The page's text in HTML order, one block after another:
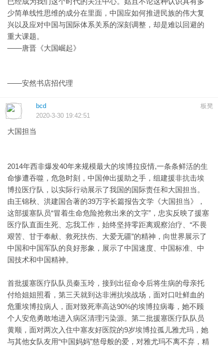
少简单线性思维的成分在里面，中国应如何推进民族的伟大复
兴以及应对中国与国际体系关系的深刻调整，却是难以回避的
重大课题。
——唐晋《大国崛起》
——安然书店招代理
板凳
bcd
2020-3-30 19:42:51
大国担当
2014年西非爆发40年来规模最大的埃博拉疫情,一条条鲜活的生
命惨遭吞噬，危急时刻，中国伸出援助之手，组建援非抗击埃
博拉医疗队，以实际行动展示了我国的国际责任和大国担当。
由王锦秋、洪建国合著的39万字长篇报告文学《大国担当》，
这部援塞队员“冒着生命危险抢救出来的文字”，忠实反映了援塞
医疗队直面生死、忘我工作，始终坚持零距离观察治疗、“不畏
艰苦、甘于奉献、救死扶伤、大爱无疆”的精神，向世界展示了
中国和中国军队的良好形象，展示了中国速度、中国标准、中
国技术和中国精神。
首批援塞医疗队队员秦玉玲，接到出征命令后将生病的母亲托
付给姐姐照看，第三天就到达非洲抗埃战场，面对口吐鲜血的
危重埃博拉病人，面对致死率高达90%的埃博拉病毒，她不顾
个人安危勇敢地进入病区清理污染源。第二批援塞医疗队队员
黄顺，面对两次入住中塞友好医院的9岁埃博拉孤儿雅尤玛，她
与其他女队友用“中国妈妈”慈母般的爱，对雅尤玛不离不弃，精